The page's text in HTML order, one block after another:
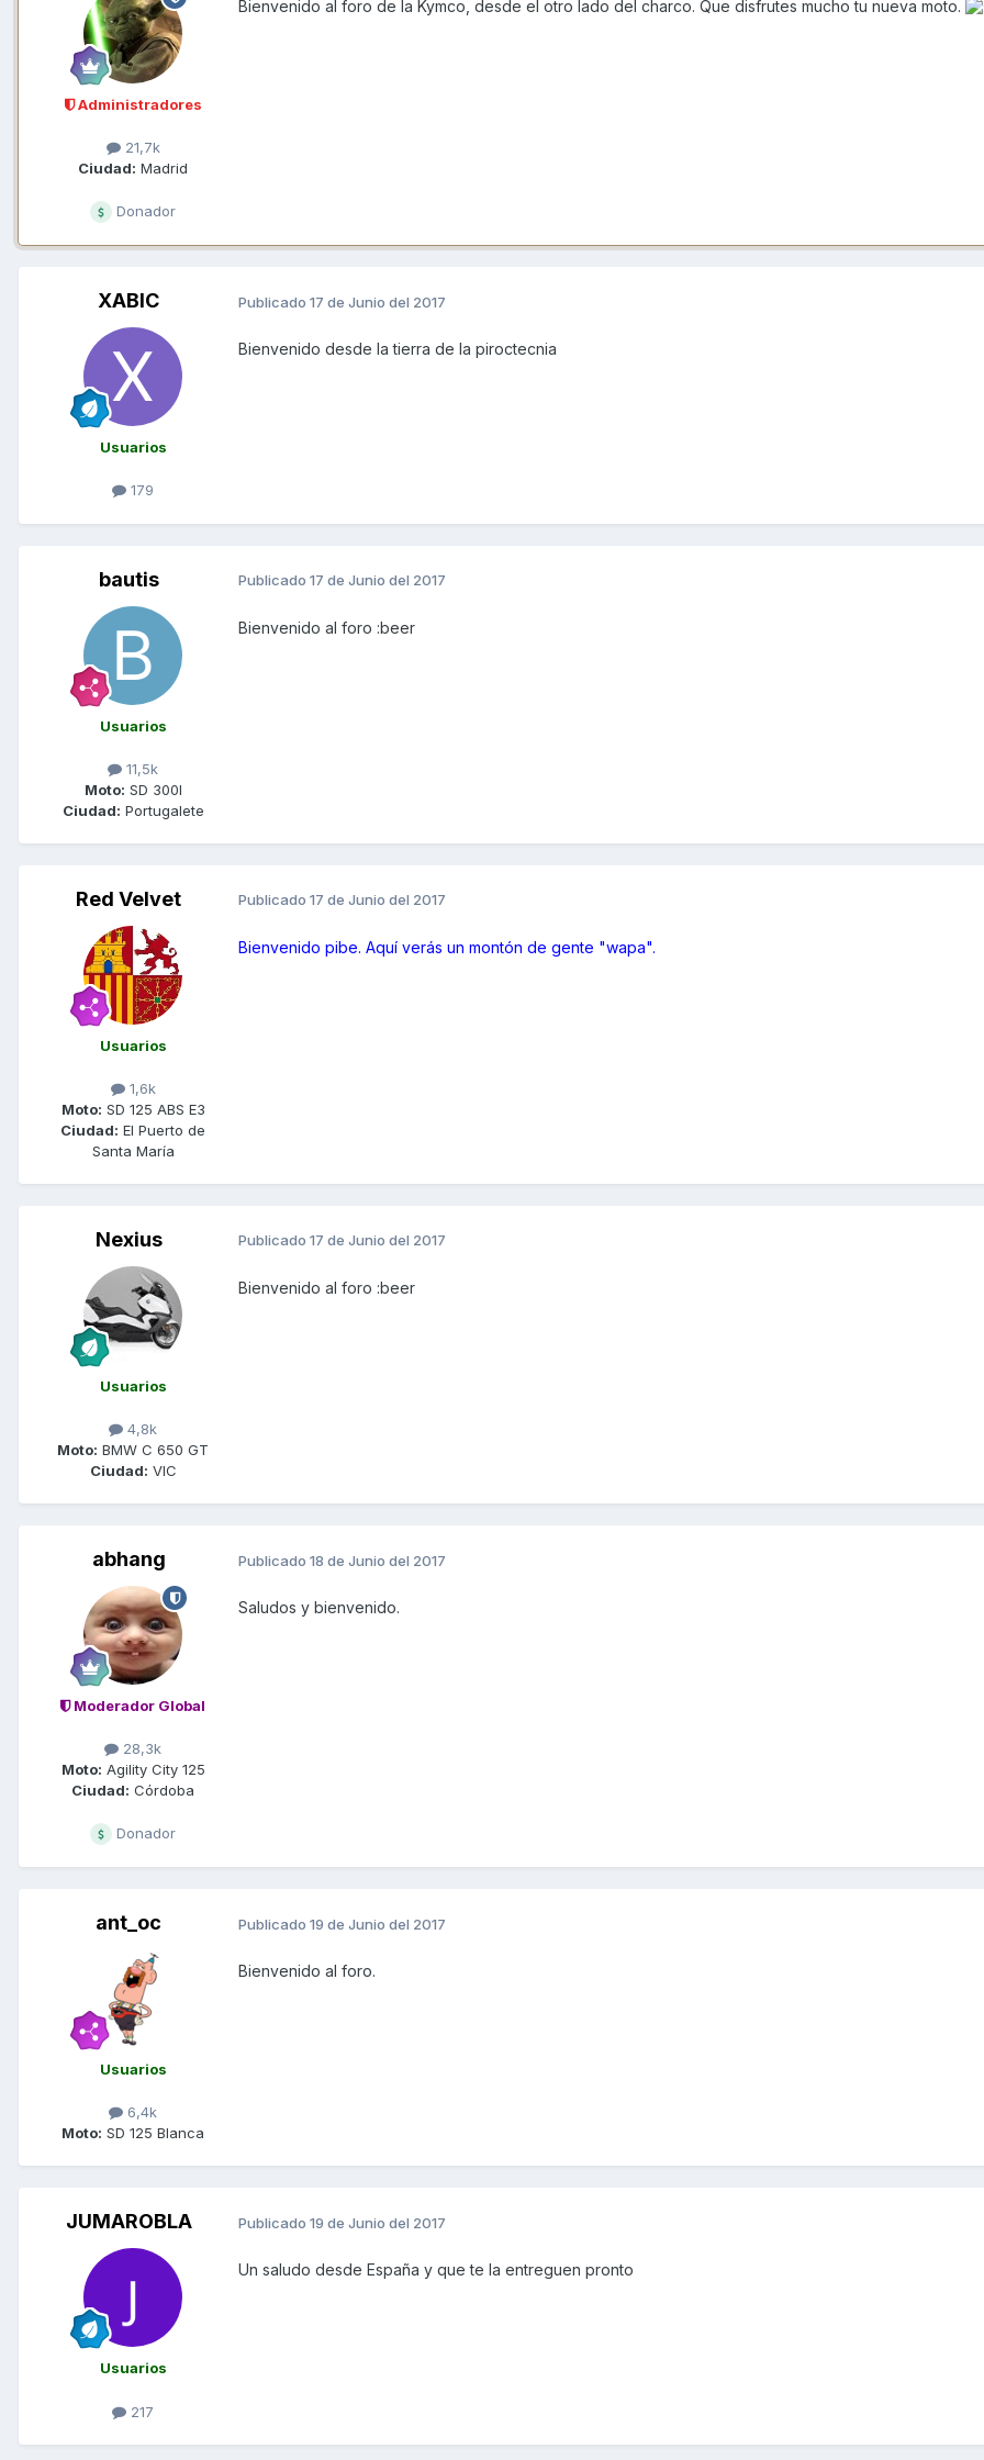
Administradores
21,7k
Ciudad: Madrid
Donador
Bienvenido al foro de la Kymco, desde el otro lado del charco. Que disfrutes mucho tu nueva moto.
XABIC
Usuarios
179
Publicado 17 de Junio del 2017
Bienvenido desde la tierra de la piroctecnia
bautis
Usuarios
11,5k
Moto: SD 300I
Ciudad: Portugalete
Publicado 17 de Junio del 2017
Bienvenido al foro :beer
Red Velvet
Usuarios
1,6k
Moto: SD 125 ABS E3
Ciudad: El Puerto de
Santa María
Publicado 17 de Junio del 2017
Bienvenido pibe. Aquí verás un montón de gente "wapa".
Nexius
Usuarios
4,8k
Moto: BMW C 650 GT
Ciudad: VIC
Publicado 17 de Junio del 2017
Bienvenido al foro :beer
abhang
Moderador Global
28,3k
Moto: Agility City 125
Ciudad: Córdoba
Donador
Publicado 18 de Junio del 2017
Saludos y bienvenido.
ant_oc
Usuarios
6,4k
Moto: SD 125 Blanca
Publicado 19 de Junio del 2017
Bienvenido al foro.
JUMAROBLA
Usuarios
217
Publicado 19 de Junio del 2017
Un saludo desde España y que te la entreguen pronto